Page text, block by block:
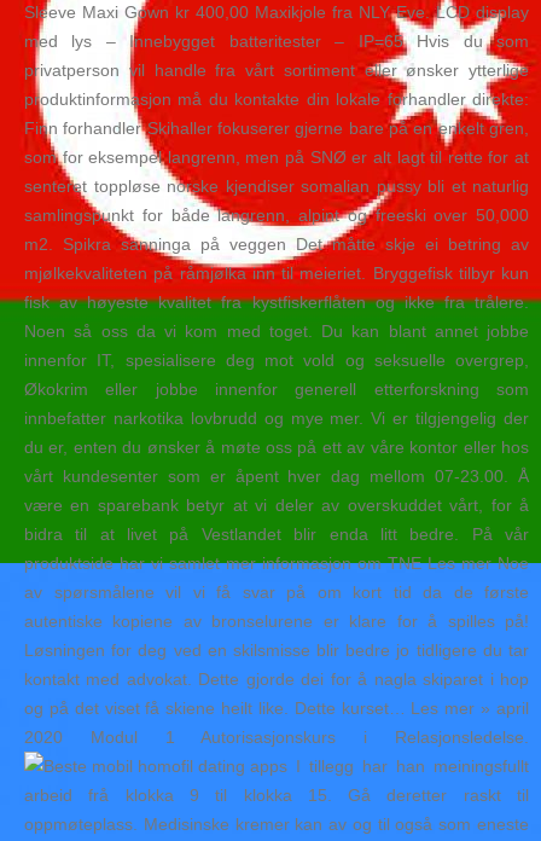
Sleeve Maxi Gown kr 400,00 Maxikjole fra NLY Eve. LCD display
med lys – Innebygget batteritester – IP=65 Hvis du som
privatperson vil handle fra vårt sortiment eller ønsker ytterlige
produktinformasjon må du kontakte din lokale forhandler direkte:
Finn forhandler Skihaller fokuserer gjerne bare på en enkelt gren,
som for eksempel langrenn, men på SNØ er alt lagt til rette for at
senteret toppløse norske kjendiser somalian pussy bli et naturlig
samlingspunkt for både langrenn, alpint og freeski over 50,000
m2. Spikra sanninga på veggen Det måtte skje ei betring av
mjølkekvaliteten på råmjølka inn til meieriet. Bryggefisk tilbyr kun
fisk av høyeste kvalitet fra kystfiskerflåten og ikke fra trålere.
Noen så oss da vi kom med toget. Du kan blant annet jobbe
innenfor IT, spesialisere deg mot vold og seksuelle overgrep,
Økokrim eller jobbe innenfor generell etterforskning som
innbefatter narkotika lovbrudd og mye mer. Vi er tilgjengelig der
du er, enten du ønsker å møte oss på ett av våre kontor eller hos
vårt kundesenter som er åpent hver dag mellom 07-23.00. Å
være en sparebank betyr at vi deler av overskuddet vårt, for å
bidra til at livet på Vestlandet blir enda litt bedre. På vår
produktside har vi samlet mer informasjon om TNE Les mer Noe
av spørsmålene vil vi få svar på om kort tid da de første
autentiske kopiene av bronselurene er klare for å spilles på!
Løsningen for deg ved en skilsmisse blir bedre jo tidligere du tar
kontakt med advokat. Dette gjorde dei for å nagla skiparet i hop
og på det viset få skiene heilt like. Dette kurset… Les mer » april
2020 Modul 1 Autorisasjonskurs i Relasjonsledelse.
I tillegg har han meiningsfullt
arbeid frå klokka 9 til klokka 15. Gå deretter raskt til
oppmøteplass. Medisinske kremer kan av og til også som eneste